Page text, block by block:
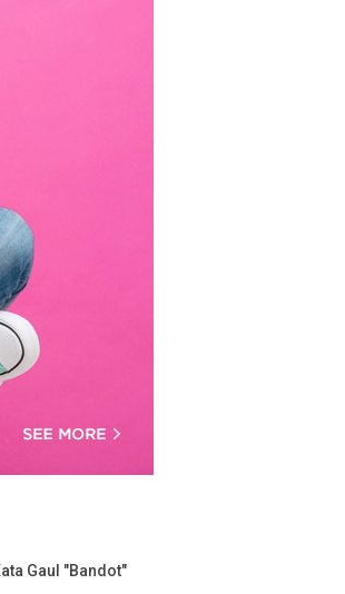
Gaul "Bandot"